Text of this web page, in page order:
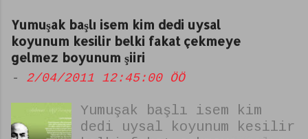
Yumuşak başlı isem kim dedi uysal
koyunum kesilir belki fakat çekmeye
gelmez boyunum şiiri
- 2/04/2011 12:45:00 ÖÖ
Yumuşak başlı isem kim
dedi uysal koyunum kesilir